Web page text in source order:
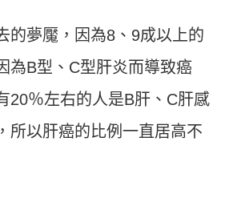
的夢魘，因為8、9成以上的
為B型、C型肝炎而導致癌
20％左右的人是B肝、C肝感
所以肝癌的比例一直居高不